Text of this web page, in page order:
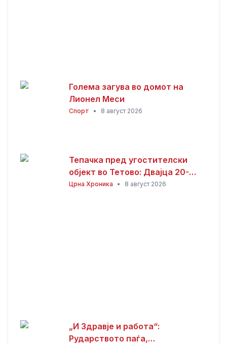
Голема загува во домот на
Лионел Меси
Спорт • 8 август 2026
Тепачка пред угостителски
објект во Тетово: Двајца 20-
годишници избодени со нож,
Црна Хроника • 8 август 2026
„И Здравје и работа“:
Рударството паѓа,